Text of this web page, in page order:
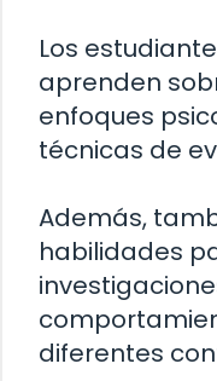
Los
aprenden
enfoques
técnicas de
Además,
habilidades
diferentes